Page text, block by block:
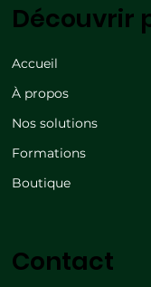
Découvrir
Accueil
À propos
Nos solutions
Formations
Boutique
Contact